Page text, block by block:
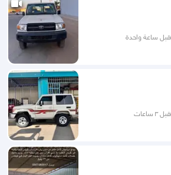
قبل ساعة واحدة
قبل ٣ ساعات